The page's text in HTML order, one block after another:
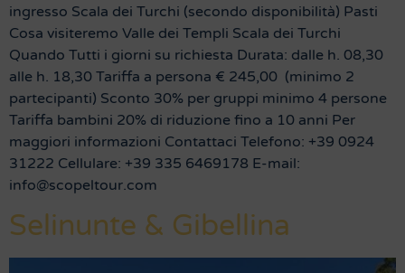
ingresso Scala dei Turchi (secondo disponibilità) Pasti
Cosa visiteremo Valle dei Templi Scala dei Turchi
Quando Tutti i giorni su richiesta Durata: dalle h. 08,30
alle h. 18,30 Tariffa a persona € 245,00 (minimo 2
partecipanti) Sconto 30% per gruppi minimo 4 persone
Tariffa bambini 20% di riduzione fino a 10 anni Per
maggiori informazioni Contattaci Telefono: +39 0924
31222 Cellulare: +39 335 6469178 E-mail:
info@scopeltour.com
Selinunte & Gibellina